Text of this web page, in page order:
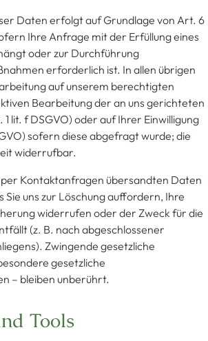
Daten erfolgt auf Grundlage von Art. 6
Ihre Anfrage mit der Erfüllung eines
oder zur Durchführung
erforderlich ist. In allen übrigen
auf unserem berechtigten
Bearbeitung der an uns gerichteten
lit. f DSGVO) oder auf Ihrer Einwilligung
sofern diese abgefragt wurde; die
widerrufbar.
per Kontaktanfragen übersandten Daten
Sie uns zur Löschung auffordern, Ihre
widerrufen oder der Zweck für die
(z. B. nach abgeschlossener
Zwingende gesetzliche
gesetzliche
– bleiben unberührt.
Tools